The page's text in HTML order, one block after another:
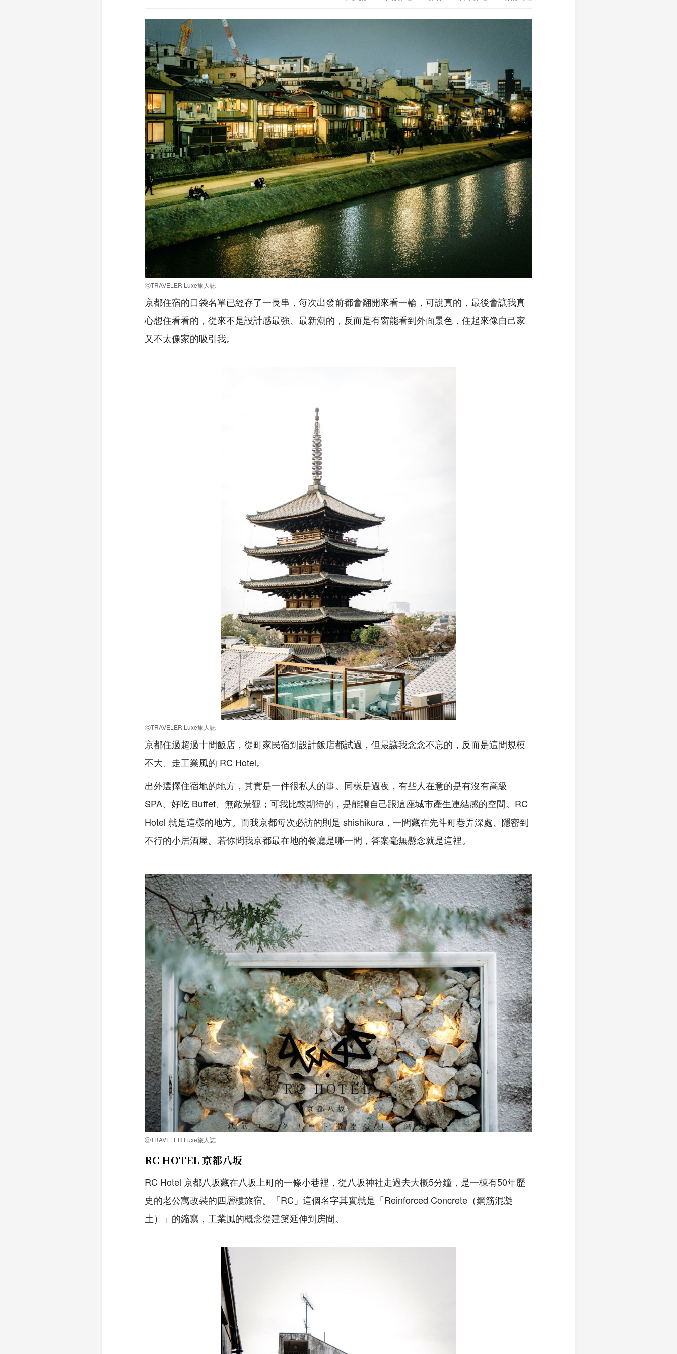
ⓒTRAVELER Luxe旅人誌
京都住宿的口袋名單已經存了一長串，每次出發前都會翻開來看一輪，可說真的，最後會讓我真
心想住看看的，從來不是設計感最強、最新潮的，反而是有窗能看到外面景色，住起來像自己家
又不太像家的吸引我。
ⓒTRAVELER Luxe旅人誌
京都住過超過十間飯店，從町家民宿到設計飯店都試過，但最讓我念念不忘的，反而是這間規模
不大、走工業風的 RC Hotel。
出外選擇住宿地的地方，其實是一件很私人的事。同樣是過夜，有些人在意的是有沒有高級
SPA、好吃 Buffet、無敵景觀；可我比較期待的，是能讓自己跟這座城市產生連結感的空間。RC
Hotel 就是這樣的地方。而我京都每次必訪的則是 shishikura，一間藏在先斗町巷弄深處、隱密到
不行的小居酒屋。若你問我京都最在地的餐廳是哪一間，答案毫無懸念就是這裡。
ⓒTRAVELER Luxe旅人誌
RC HOTEL 京都八坂
RC Hotel 京都八坂藏在八坂上町的一條小巷裡，從八坂神社走過去大概5分鐘，是一棟有50年歷
史的老公寓改裝的四層樓旅宿。「RC」這個名字其實就是「Reinforced Concrete（鋼筋混凝
土）」的縮寫，工業風的概念從建築延伸到房間。